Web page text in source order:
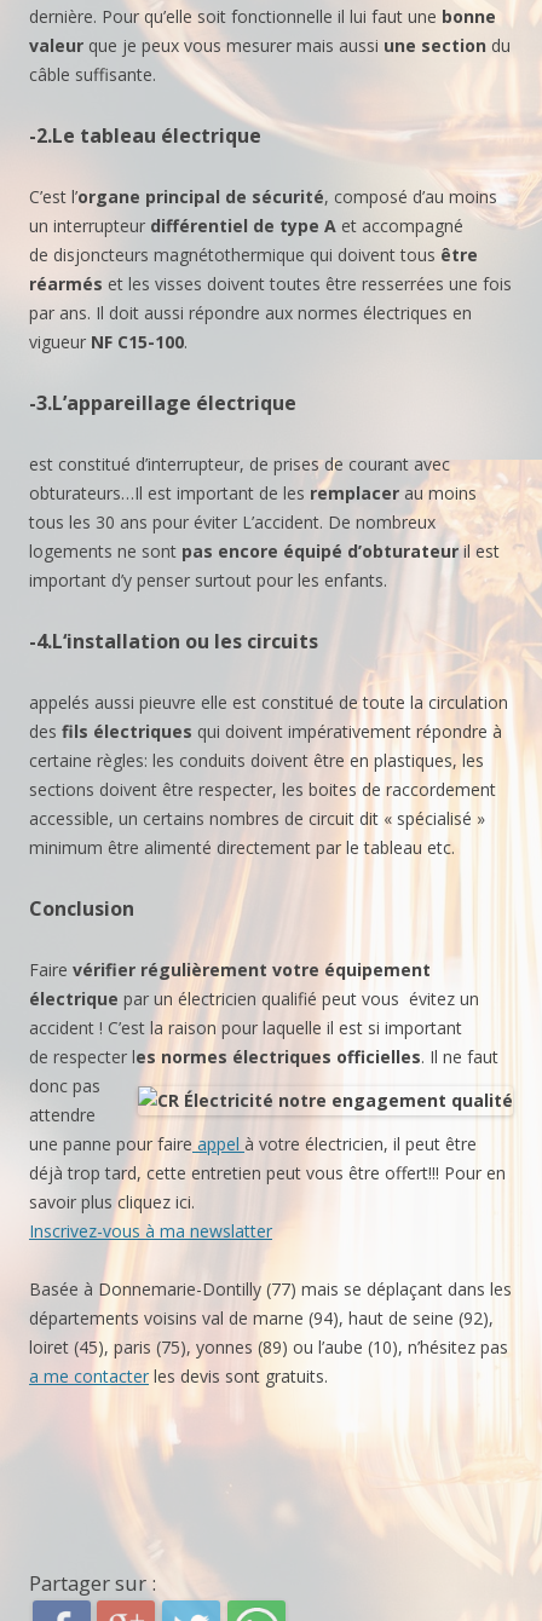
dernière. Pour qu’elle soit fonctionnelle il lui faut une bonne
valeur que je peux vous mesurer mais aussi une section du
câble suffisante.
-2.Le tableau électrique
C’est l’organe principal de sécurité, composé d’au moins
un interrupteur différentiel de type A et accompagné
de disjoncteurs magnétothermique qui doivent tous être
réarmés et les visses doivent toutes être resserrées une fois
par ans. Il doit aussi répondre aux normes électriques en
vigueur NF C15-100.
-3.L’appareillage électrique
est constitué d’interrupteur, de prises de courant avec
obturateurs…Il est important de les remplacer au moins
tous les 30 ans pour éviter L’accident. De nombreux
logements ne sont pas encore équipé d’obturateuril est
important d’y penser surtout pour les enfants.
-4.L‘installation ou les circuits
appelés aussi pieuvre elle est constitué de toute la circulation
des fils électriques qui doivent impérativement répondre à
certaine règles: les conduits doivent être en plastiques, les
sections doivent être respecter, les boites de raccordement
accessible, un certains nombres de circuit dit « spécialisé »
minimum être alimenté directement par le tableau etc.
Conclusion
Faire vérifier régulièrement votre équipement
électrique par un électricien qualifié peut vous évitez un
accident ! C’est la raison pour laquelle il est si important
de respecter les normes électriques officielles. Il ne faut
donc pas
attendre
une panne pour faire appel à votre électricien, il peut être
déjà trop tard, cette entretien peut vous être offert!!! Pour en
savoir plus cliquez ici.
Inscrivez-vous à ma newslatter
Basée à Donnemarie-Dontilly (77) mais se déplaçant dans les
départements voisins val de marne (94), haut de seine (92),
loiret (45), paris (75), yonnes (89) ou l’aube (10), n’hésitez pas
a me contacter les devis sont gratuits.
Partager sur :